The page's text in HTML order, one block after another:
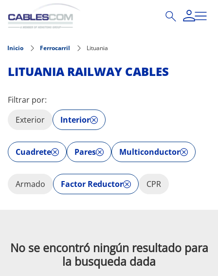
Pasar al contenido principal
Inicio Ferrocarril Lituania
LITUANIA RAILWAY CABLES
Filtrar por:
Exterior
Interior
Cuadrete Pares Multiconductor
Armado Factor Reductor CPR
No se encontró ningún resultado para
la busqueda dada